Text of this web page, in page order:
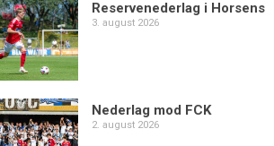
Reservenederlag i Horsens
3. august 2026
Nederlag mod FCK
2. august 2026